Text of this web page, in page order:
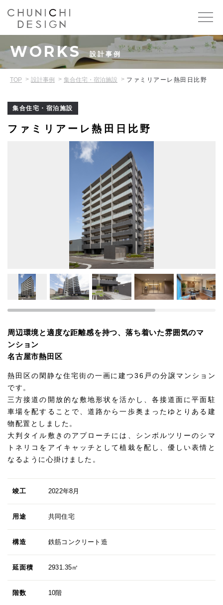
WORKS 設計事例
TOP 設計事例 集合住宅・宿泊施設 ファミリアーレ熱田日比野
集合住宅・宿泊施設
ファミリアーレ熱田日比野
周辺環境と適度な距離感を持つ、落ち着いた雰囲気のマ
ンション
名古屋市熱田区
熱田区の閑静な住宅街の一画に建つ36戸の分譲マンション
です。
三方接道の開放的な敷地形状を活かし、各接道面に平面駐
車場を配することで、道路から一歩奥まったゆとりある建
物配置としました。
大判タイル敷きのアプローチには、シンボルツリーのシマ
トネリコをアイキャッチとして植栽を配し、優しい表情と
なるように心掛けました。
竣工 2022年8月
用途 共同住宅
構造 鉄筋コンクリート造
延面積 2931.35㎡
階数 10階